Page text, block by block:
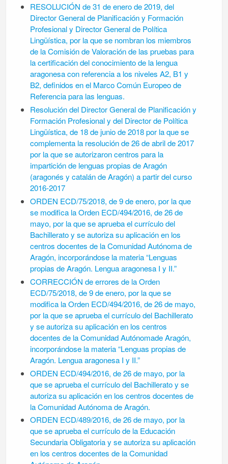
RESOLUCIÓN de 31 de enero de 2019, del
Director General de Planificación y Formación
Profesional y Director General de Política
Lingüística, por la que se nombran los miembros
de la Comisión de Valoración de las pruebas para
la certificación del conocimiento de la lengua
aragonesa con referencia a los niveles A2, B1 y
B2, definidos en el Marco Común Europeo de
Referencia para las lenguas.
Resolución del Director General de Planificación y
Formación Profesional y del Director de Política
Lingüística, de 18 de junio de 2018 por la que se
complementa la resolución de 26 de abril de 2017
por la que se autorizaron centros para la
impartición de lenguas propias de Aragón
(aragonés y catalán de Aragón) a partir del curso
2016-2017
ORDEN ECD/75/2018, de 9 de enero, por la que
se modifica la Orden ECD/494/2016, de 26 de
mayo, por la que se aprueba el currículo del
Bachillerato y se autoriza su aplicación en los
centros docentes de la Comunidad Autónoma de
Aragón, incorporándose la materia “Lenguas
propias de Aragón. Lengua aragonesa I y II.”
CORRECCIÓN de errores de la Orden
ECD/75/2018, de 9 de enero, por la que se
modifica la Orden ECD/494/2016, de 26 de mayo,
por la que se aprueba el currículo del Bachillerato
y se autoriza su aplicación en los centros
docentes de la Comunidad Autónomade Aragón,
incorporándose la materia “Lenguas propias de
Aragón. Lengua aragonesa I y II.”
ORDEN ECD/494/2016, de 26 de mayo, por la
que se aprueba el currículo del Bachillerato y se
autoriza su aplicación en los centros docentes de
la Comunidad Autónoma de Aragón.
ORDEN ECD/489/2016, de 26 de mayo, por la
que se aprueba el currículo de la Educación
Secundaria Obligatoria y se autoriza su aplicación
en los centros docentes de la Comunidad